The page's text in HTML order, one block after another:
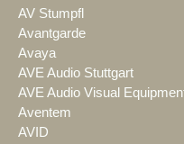
AV Stumpfl
Avantgarde
Avaya
AVE Audio Stuttgart
AVE Audio Visual
Aventem
AVID